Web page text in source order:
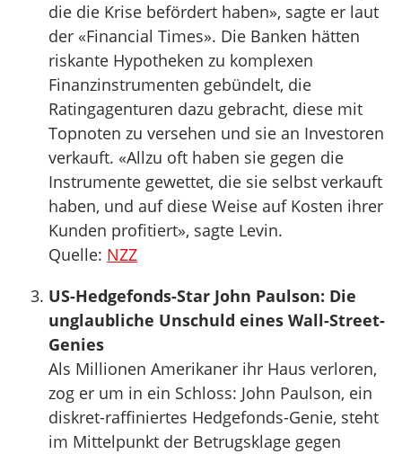
die die Krise befördert haben», sagte er laut
der «Financial Times». Die Banken hätten
riskante Hypotheken zu komplexen
Finanzinstrumenten gebündelt, die
Ratingagenturen dazu gebracht, diese mit
Topnoten zu versehen und sie an Investoren
verkauft. «Allzu oft haben sie gegen die
Instrumente gewettet, die sie selbst verkauft
haben, und auf diese Weise auf Kosten ihrer
Kunden profitiert», sagte Levin.
Quelle: NZZ
US-Hedgefonds-Star John Paulson: Die
unglaubliche Unschuld eines Wall-Street-
Genies
Als Millionen Amerikaner ihr Haus verloren,
zog er um in ein Schloss: John Paulson, ein
diskret-raffiniertes Hedgefonds-Genie, steht
im Mittelpunkt der Betrugsklage gegen